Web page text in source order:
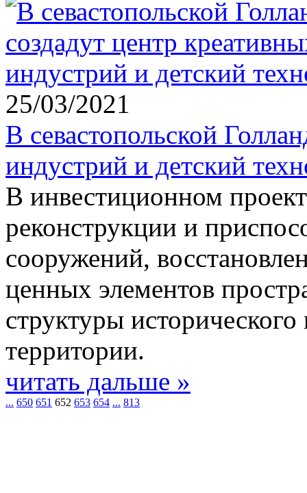
25/03/2021
В севастопольской
индустрий и детский
В инвестиционном
реконструкции и
сооружений,
ценных элементов
структуры
территории.
читать дальше »
... 650 651 652 653 654 ... 813